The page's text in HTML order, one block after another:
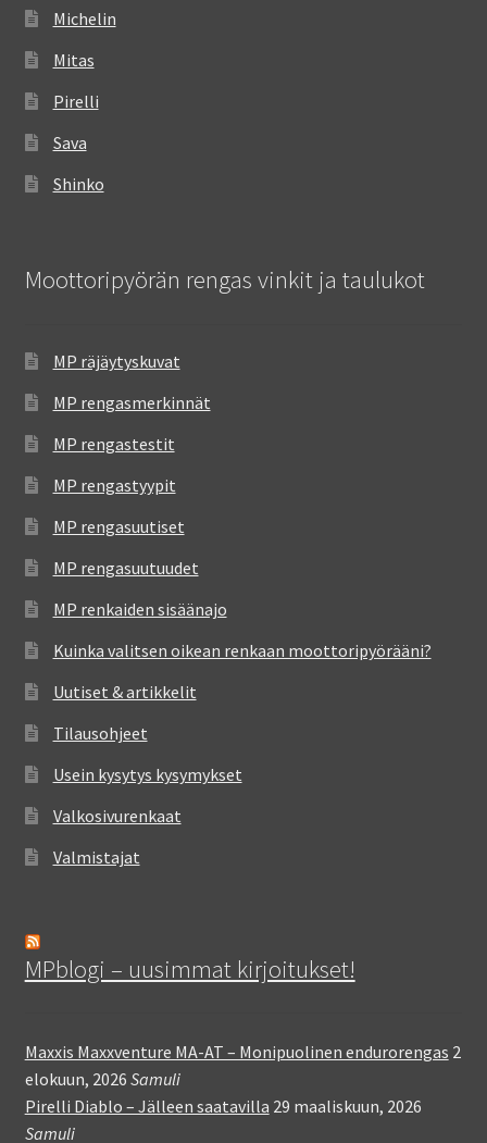
Michelin
Mitas
Pirelli
Sava
Shinko
Moottoripyörän rengas vinkit ja taulukot
MP räjäytyskuvat
MP rengasmerkinnät
MP rengastestit
MP rengastyypit
MP rengasuutiset
MP rengasuutuudet
MP renkaiden sisäänajo
Kuinka valitsen oikean renkaan moottoripyörääni?
Uutiset & artikkelit
Tilausohjeet
Usein kysytys kysymykset
Valkosivurenkaat
Valmistajat
MPblogi – uusimmat kirjoitukset!
Maxxis Maxxventure MA-AT – Monipuolinen endurorengas 2
elokuun, 2026 Samuli
Pirelli Diablo – Jälleen saatavilla 29 maaliskuun, 2026
Samuli